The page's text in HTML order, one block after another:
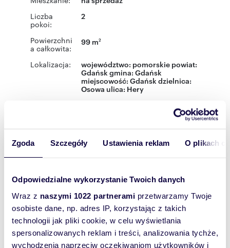
Zgoda Szczegóły Ustawienia reklam O plikach
Odpowiedzialne wykorzystanie Twoich danych
Wraz z naszymi 1022 partnerami przetwarzamy Twoje
osobiste dane, np. adres IP, korzystając z takich
technologii jak pliki cookie, w celu wyświetlania
spersonalizowanych reklam i treści, analizowania tychże,
wychodzenia naprzeciw oczekiwaniom użytkowników i
Liczba
pokoi:
2
Powierzchni
a całkowita:
99 m2
Lokalizacja: województwo: pomorskie powiat:
Gdańsk gmina:Gdańsk
miejscowość: Gdańsk dzielnica:
Osowa ulica: Hery